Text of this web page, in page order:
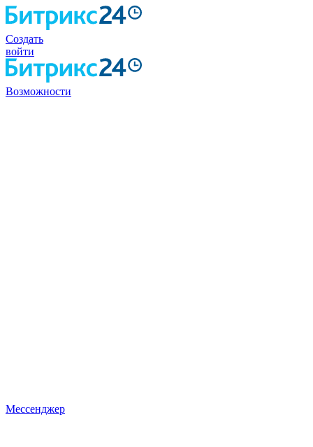
Создать
войти
Возможности
Мессенджер